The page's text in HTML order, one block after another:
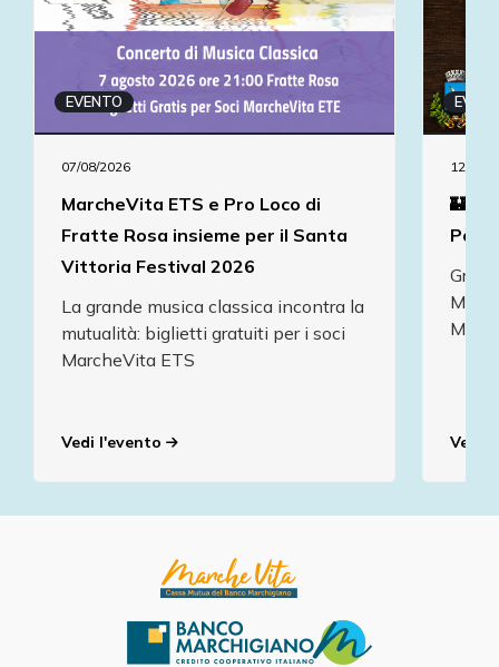
EVENTO
07/08/2026
MarcheVita ETS e Pro Loco di
Fratte Rosa insieme per il Santa
Vittoria Festival 2026
La grande musica classica incontra la
mutualità: biglietti gratuiti per i soci
MarcheVita ETS
Vedi l'evento
12/08/
🏰
Vedi